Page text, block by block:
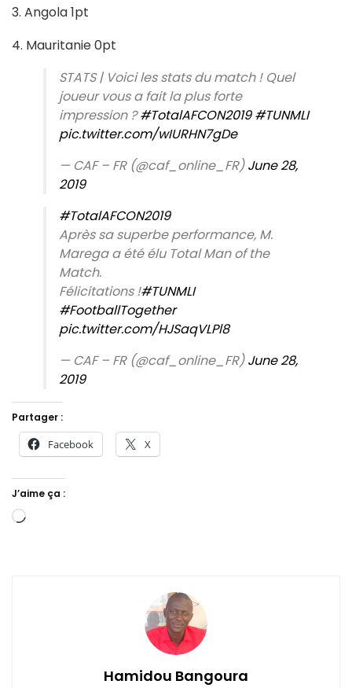
3. Angola 1pt
4. Mauritanie 0pt
STATS | Voici les stats du match ! Quel
joueur vous a fait la plus forte
impression ?#TotalAFCON2019 #TUNMLI
pic.twitter.com/wIURHN7gDe
— CAF – FR (@caf_online_FR)June 28,
2019
#TotalAFCON2019
Après sa superbe performance, M.
Marega a été élu Total Man of the
Match.
Félicitations !#TUNMLI
#FootballTogether
pic.twitter.com/HJSaqVLPl8
— CAF – FR (@caf_online_FR)June 28,
2019
Partager :
Facebook X
J’aime ça :
Chargement…
Hamidou Bangoura